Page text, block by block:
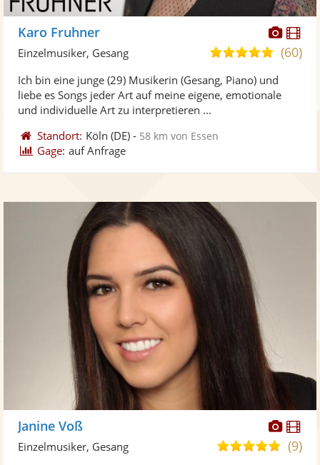
Karo Fruhner
5,0
5
(60)
Einzelmusiker, Gesang
Ich bin eine junge (29) Musikerin (Gesang, Piano) und
liebe es Songs jeder Art auf meine eigene, emotionale
und individuelle Art zu interpretieren ...
Standort: Köln (DE) - 58 km von Essen
Gage: auf Anfrage
Janine Voß
5,0(9)
Einzelmusiker, Gesang